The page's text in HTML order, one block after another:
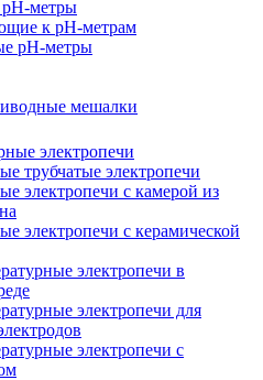
метры
к pH-метрам
pH-метры
мешалки
электропечи
трубчатые электропечи
электропечи с камерой из
электропечи с керамической
электропечи в
электропечи для
электропечи с